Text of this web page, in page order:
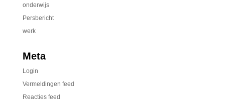
onderwijs
Persbericht
werk
Meta
Login
Vermeldingen feed
Reacties feed